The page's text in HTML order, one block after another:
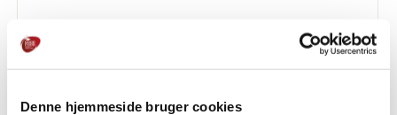
Denne hjemmeside bruger cookies